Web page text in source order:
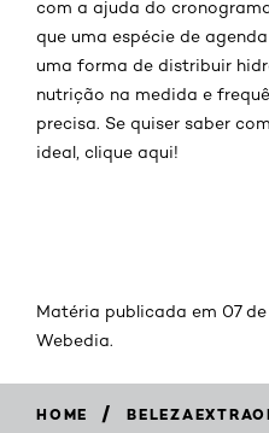
com a ajuda do
que uma espécie de
uma forma de distribuir
nutrição na medida e
precisa. Se quiser saber
ideal, clique aqui!
Matéria publicada em 07
Webedia.
HOME /